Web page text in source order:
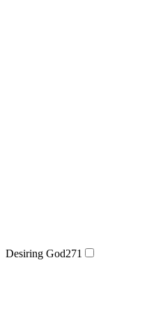
Desiring God271